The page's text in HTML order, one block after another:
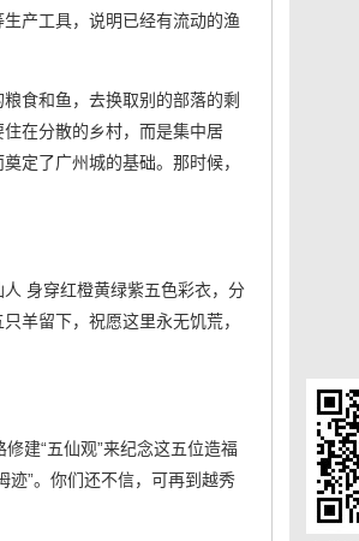
产工具，说明已经有流动的渔
食和鱼，去换取别的部落的剩
在分散的乡村，而是集中居
定了广州城的基础。那时候，
身穿红橙黄绿紫五色彩衣，分
羊留下，祝愿这里永无饥荒，
建“五仙观”来纪念这五位造福
迹”。你们还不信，可再到越秀